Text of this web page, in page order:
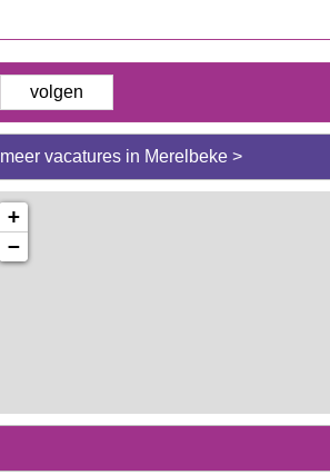
volgen
meer vacatures in Merelbeke >
+
−